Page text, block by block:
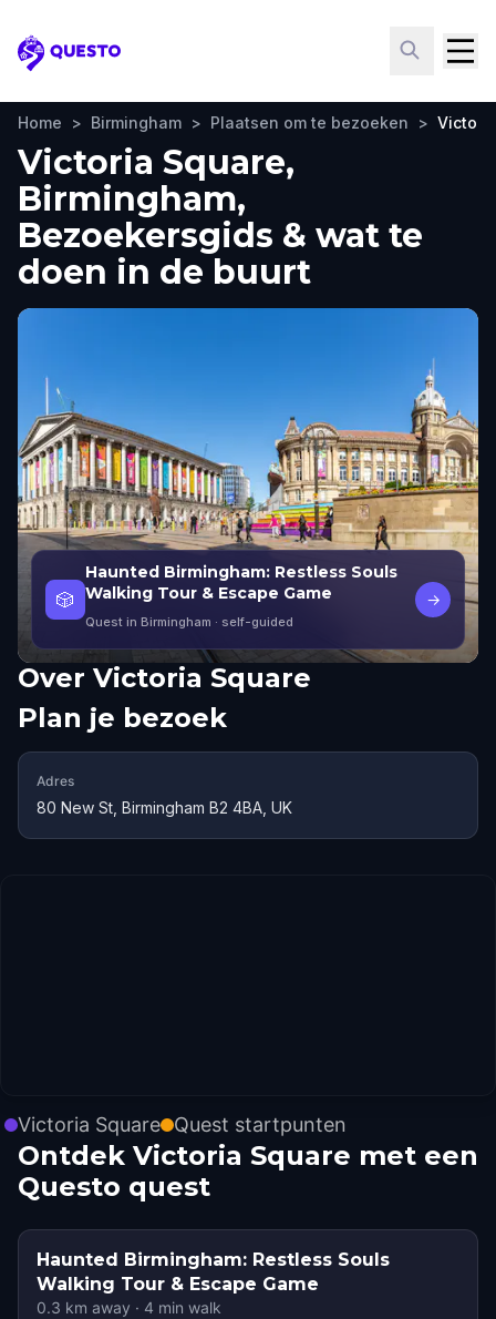
Questo
Home > Birmingham > Plaatsen om te bezoeken >
Victoria Square,
Birmingham,
Bezoekersgids & wat te
doen in de buurt
🎲
Haunted Birmingham: Restless Souls
Walking Tour & Escape Game
Quest in Birmingham · self-guided
→
Over Victoria Square
Plan je bezoek
Adres
80 New St, Birmingham B2 4BA, UK
Victoria Square Quest startpunten
Ontdek Victoria Square met een
Questo quest
Haunted Birmingham: Restless Souls
Walking Tour & Escape Game
0.3 km away · 4 min walk